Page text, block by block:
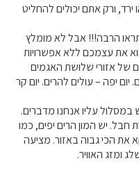
ורק אתם יכולים להחליט
הרבה!!! אבל לא מומלץ
את עצמכם ללא אפשרויות
של אזורי שלושת האגמים
יפה – עולים להרים. יום קר
עליו אנחנו מדברים.
יש המון הרים יפים, כמו
את הכי גבוה באזור. מציעה
ומזג האוויר.